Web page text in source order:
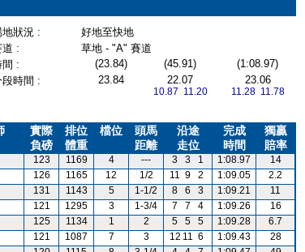
地狀況 :
好地至快地
道 :
草地 - "A" 賽道
間 : (23.84) (45.91)
(1:08.97)
段時間 :
23.84 22.07
10.87 11.20
23.06
11.28 11.78
實際
負磅
排位
體重
檔位
頭馬
距離
沿途
走位
完成
時間
獨贏
賠率
123 1169 4 --- 3 3 1 1:08.97
14
126 1165 12 1/2 11 9 2 1:09.05
2.2
131 1143 5 1-1/2 8 6 3 1:09.21
11
121 1295 3 1-3/4 7 7 4 1:09.26
16
125 1134 1 2 5 5 5 1:09.28
6.7
121 1087 7 3 12 11 6 1:09.43
28